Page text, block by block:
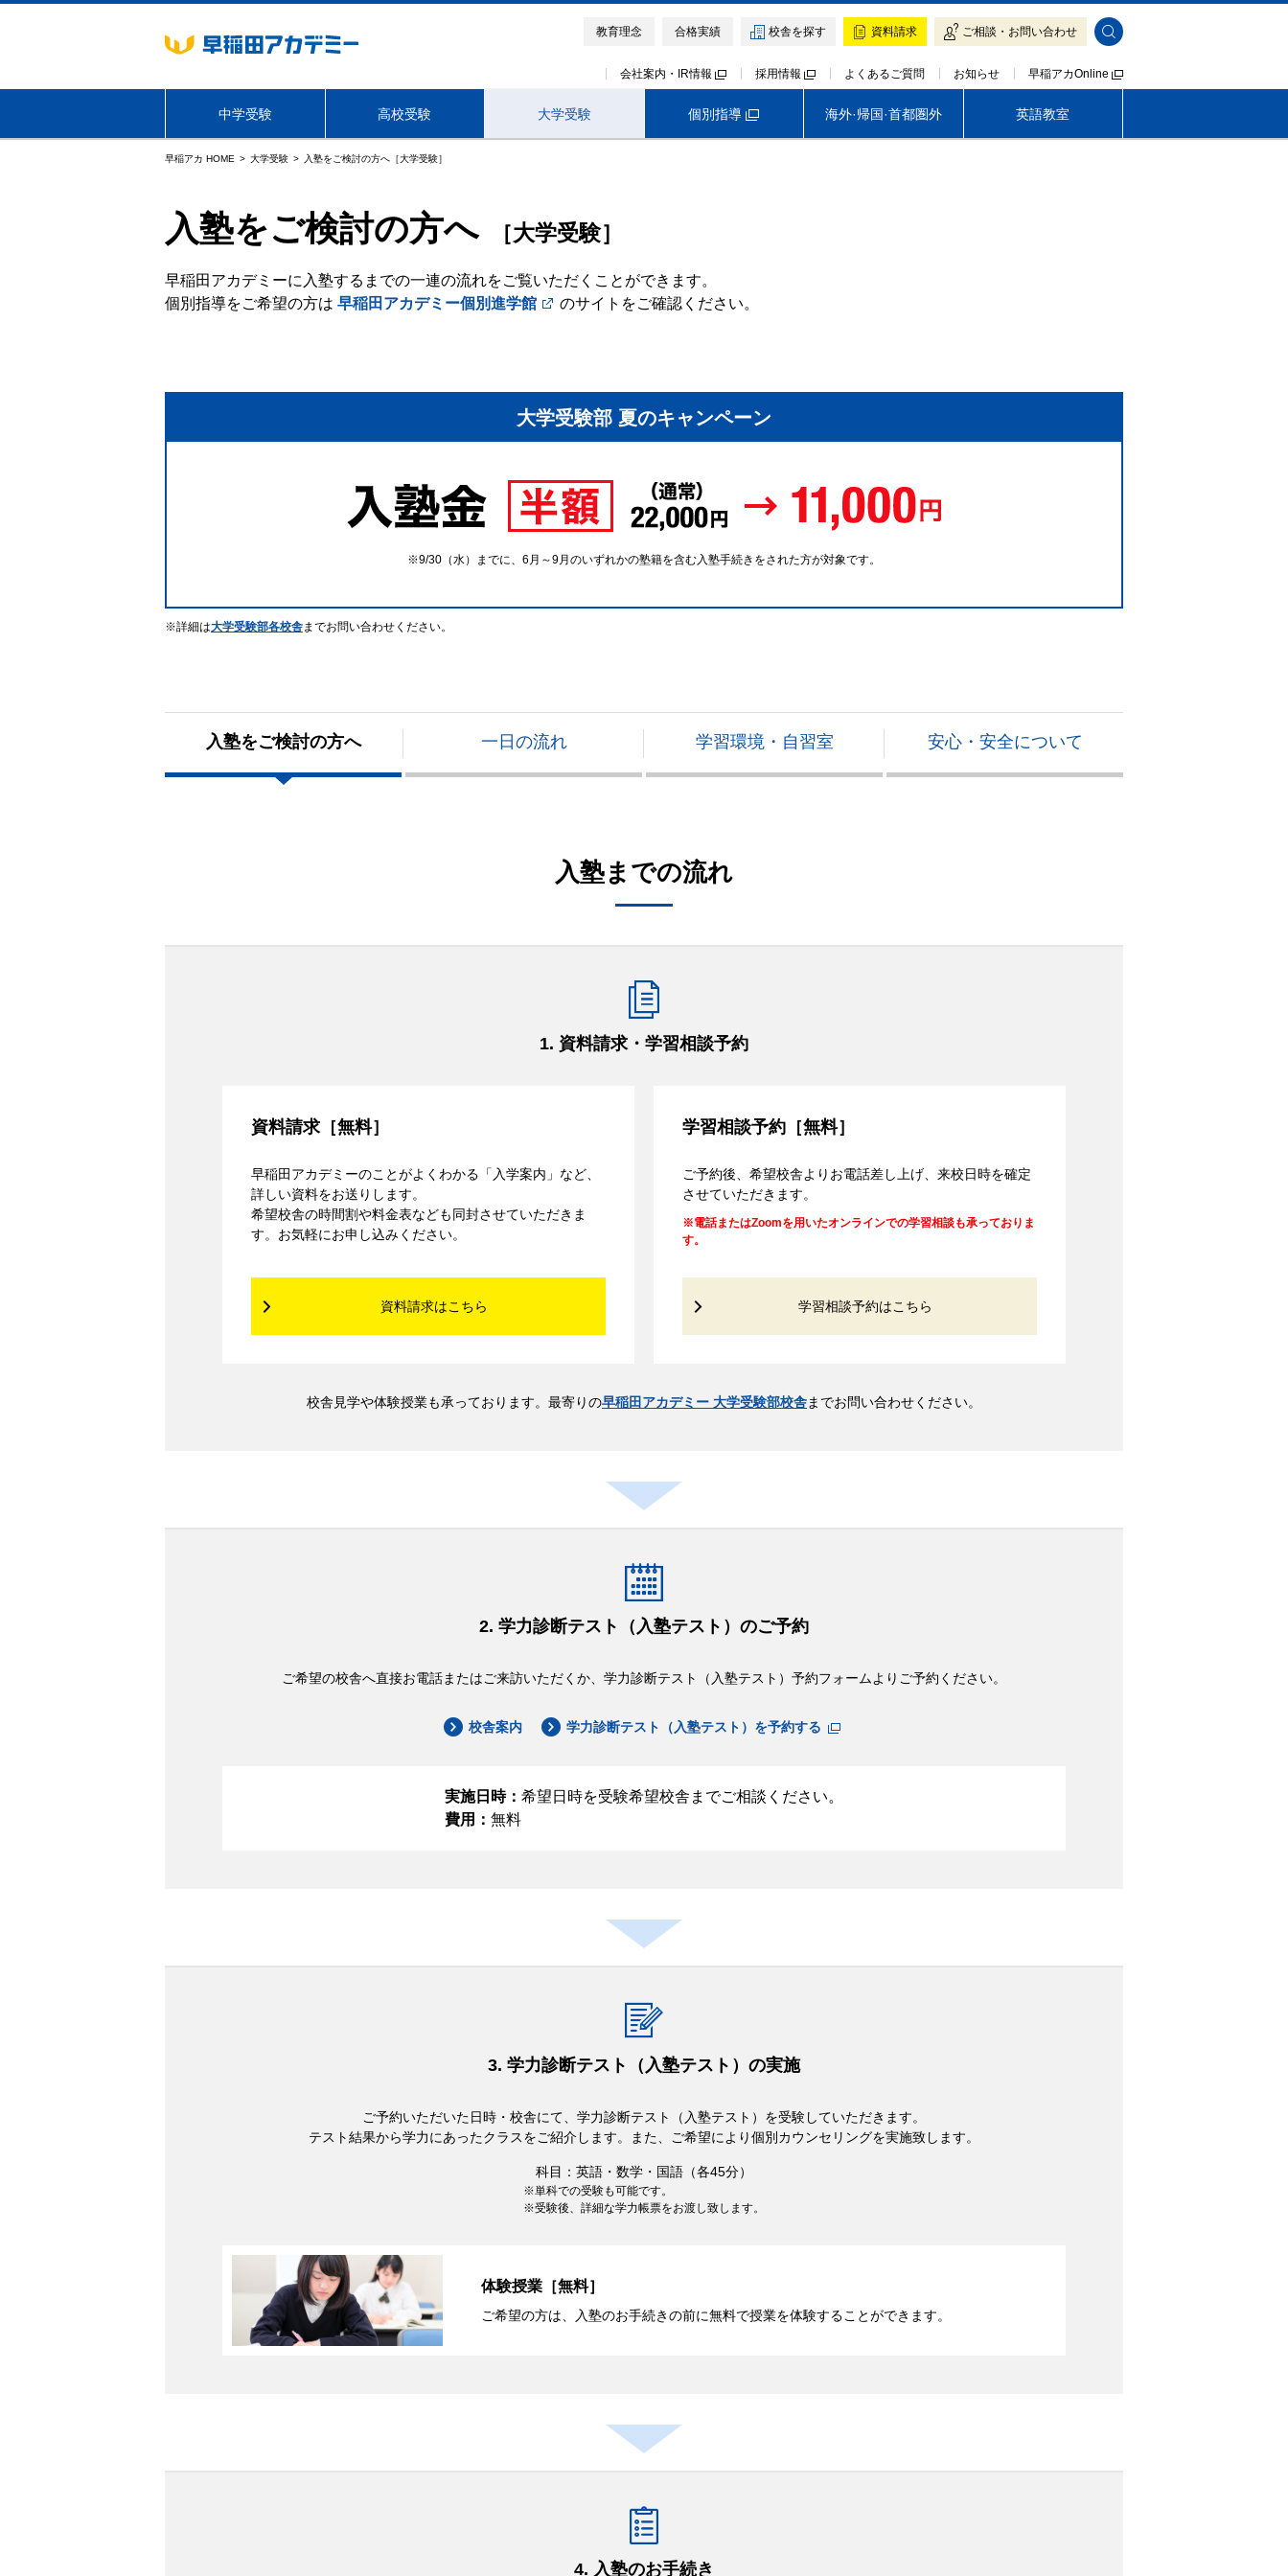
教育理念 合格実績 校舎を探す 資料請求 ご相談・お問い合わせ
会社案内・IR情報 採用情報 よくあるご質問 お知らせ 早稲アカOnline
中学受験 高校受験 大学受験
学年・コース 必勝志望校別コース 模試・テスト
個別指導 海外·帰国·首都圏外 英語教室
早稲アカ HOME 大学受験 入塾をご検討の方へ［大学受験］
入塾をご検討の方へ ［大学受験］
早稲田アカデミーに入塾するまでの一連の流れをご覧いただくことができます。
個別指導をご希望の方は 早稲田アカデミー個別進学館 のサイトをご確認ください。
大学受験部 夏のキャンペーン
9/30（水）までに、6月～9月のいずれかの塾籍を含む入塾手続きをされた方が対象です。
詳細は大学受験部各校舎までお問い合わせください。
入塾をご検討の方へ 一日の流れ 学習環境・自習室 安心・安全について
入塾までの流れ
1. 資料請求・学習相談予約
資料請求［無料］
早稲田アカデミーのことがよくわかる「入学案内」など、
詳しい資料をお送りします。
希望校舎の時間割や料金表なども同封させていただきま
す。お気軽にお申し込みください。
資料請求はこちら
学習相談予約［無料］
ご予約後、希望校舎よりお電話差し上げ、来校日時を確定
させていただきます。
電話またはZoomを用いたオンラインでの学習相談も承っておりま
す。
学習相談予約はこちら
校舎見学や体験授業も承っております。最寄りの早稲田アカデミー 大学受験部校舎までお問い合わせください。
2. 学力診断テスト（入塾テスト）のご予約
ご希望の校舎へ直接お電話またはご来訪いただくか、学力診断テスト（入塾テスト）予約フォームよりご予約ください。
校舎案内 学力診断テスト（入塾テスト）を予約する
実施日時： 希望日時を受験希望校舎までご相談ください。
費用： 無料
3. 学力診断テスト（入塾テスト）の実施
ご予約いただいた日時・校舎にて、学力診断テスト（入塾テスト）を受験していただきます。
テスト結果から学力にあったクラスをご紹介します。また、ご希望により個別カウンセリングを実施致します。
科目：英語・数学・国語（各45分）
単科での受験も可能です。
受験後、詳細な学力帳票をお渡し致します。
体験授業［無料］
ご希望の方は、入塾のお手続きの前に無料で授業を体験することができます。
4. 入塾のお手続き